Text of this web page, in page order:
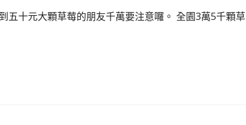
五十元大顆草莓的朋友千萬要注意囉。 全園3萬5千顆草